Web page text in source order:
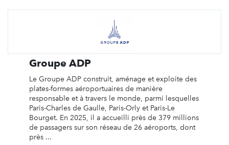
Groupe ADP
Le Groupe ADP construit, aménage et exploite des
plates-formes aéroportuaires de manière
responsable et à travers le monde, parmi lesquelles
Paris-Charles de Gaulle, Paris-Orly et Paris-Le
Bourget. En 2025, il a accueilli près de 379 millions
de passagers sur son réseau de 26 aéroports, dont
près ...